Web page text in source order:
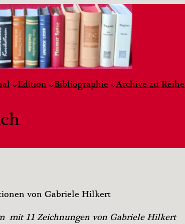
Edition Bibliographie Archive zu
von Gabriele Hilkert
mit 11 Zeichnungen von Gabriele Hilkert